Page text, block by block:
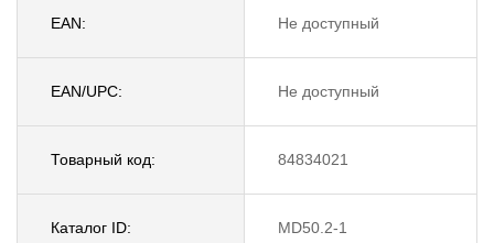
EAN: Не доступный
EAN/UPC: Не доступный
Товарный код: 84834021
Каталог ID: MD50.2-1